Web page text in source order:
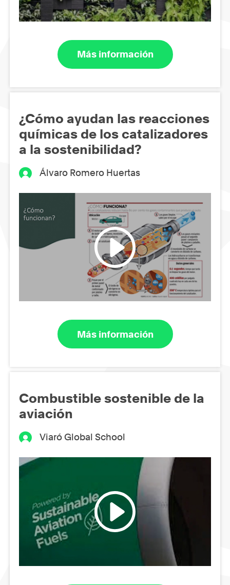
Más información
¿Cómo ayudan las reacciones
químicas de los catalizadores
a la sostenibilidad?
Álvaro Romero Huertas
Más información
Combustible sostenible de la
aviación
Viaró Global School